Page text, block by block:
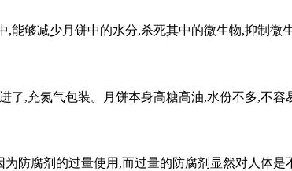
够减少月饼中的水分,杀死其中的微生物,抑制微
,充氮气包装。月饼本身高糖高油,水份不多,不容
防腐剂的过量使用,而过量的防腐剂显然对人体是